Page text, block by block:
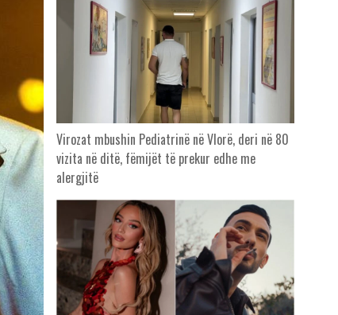
Virozat mbushin Pediatrinë në Vlorë, deri në 80
vizita në ditë, fëmijët të prekur edhe me
alergjitë